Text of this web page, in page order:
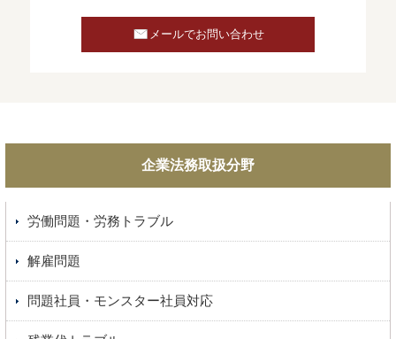
メールでお問い合わせ
企業法務取扱分野
労働問題・労務トラブル
解雇問題
問題社員・モンスター社員対応